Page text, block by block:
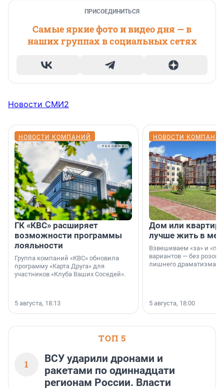
ПРИСОЕДИНИТЬСЯ
Самые яркие фото и видео дня — в
наших группах в социальных сетях
Новости СМИ2
НОВОСТИ КОМПАНИЙ
ГК «КВС» расширяет
возможности программы
лояльности
Группа компаний «КВС» обновила
программу «Карта Друга» для
участников «Клуба Ваших Соседей».
5 августа, 18:13
НОВОСТИ
Дом или
лучше жить в
Взвешиваем «за» и
вариантов — без
лишнего драматизма.
5 августа, 18:00
ТОП 5
1
ВСУ ударили дронами и
ракетами по одиннадцати
регионам России. Власти